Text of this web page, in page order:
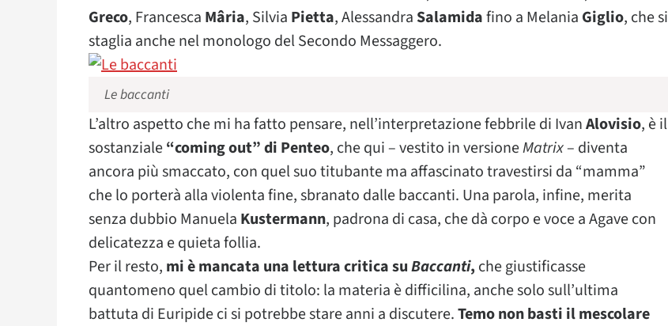
Greco, Francesca Mâria, Silvia Pietta, Alessandra Salamidafino a Melania Giglio, che si
staglia anche nel monologo del Secondo Messaggero.
Le baccanti
L’altro aspetto che mi ha fatto pensare, nell’interpretazione febbrile di IvanAlovisio, è il
sostanziale“coming out” di Penteo, che qui – vestito in versioneMatrix– diventa
ancora più smaccato, con quel suo titubante ma affascinato travestirsi da “mamma”
che lo porterà alla violenta fine, sbranato dalle baccanti. Una parola, infine, merita
senza dubbio Manuela Kustermann, padrona di casa, che dà corpo e voce a Agave con
delicatezza e quieta follia.
Per il resto, mi è mancata una lettura critica suBaccanti, che giustificasse
quantomeno quel cambio di titolo: la materia è difficilina, anche solo sull’ultima
battuta di Euripide ci si potrebbe stare anni a discutere.Temo non basti il mescolare